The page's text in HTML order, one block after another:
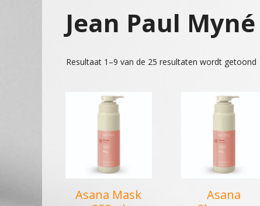
Jean Paul Myné
Resultaat 1–9 van de 25 resultaten wordt getoond
Asana Mask
Asana